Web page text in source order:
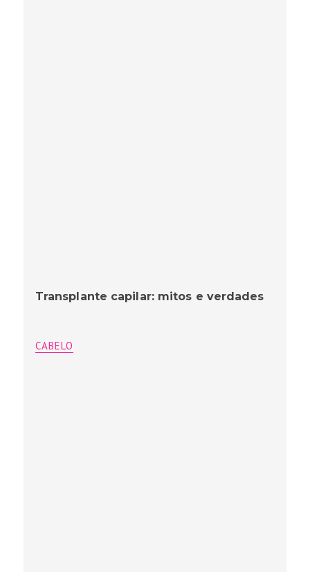
Transplante capilar: mitos e verdades
CABELO